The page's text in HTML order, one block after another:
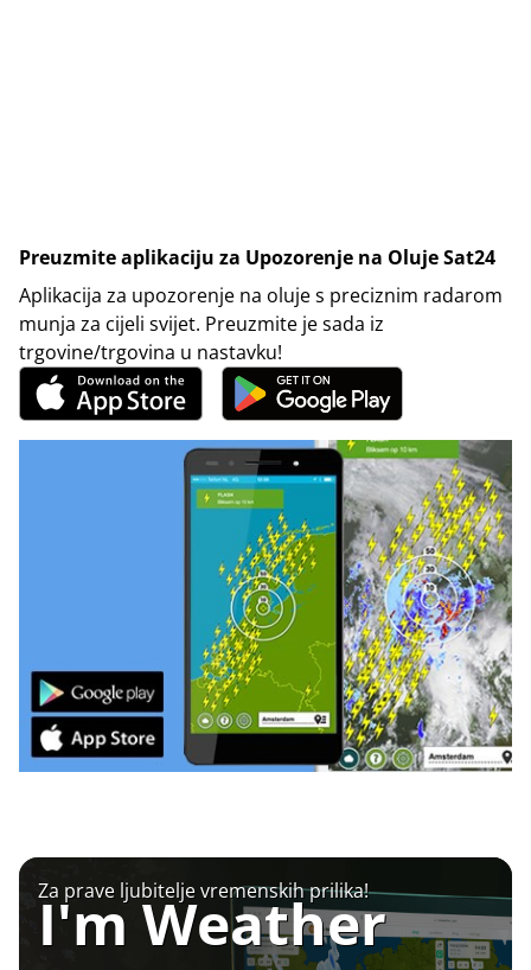
Preuzmite aplikaciju za Upozorenje na Oluje Sat24
Aplikacija za upozorenje na oluje s preciznim radarom
munja za cijeli svijet. Preuzmite je sada iz
trgovine/trgovina u nastavku!
Za prave ljubitelje vremenskih prilika!
I'm Weather